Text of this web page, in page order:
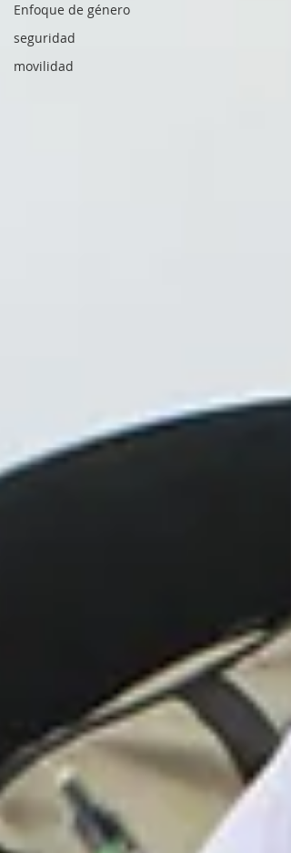
Enfoque de género
seguridad
movilidad